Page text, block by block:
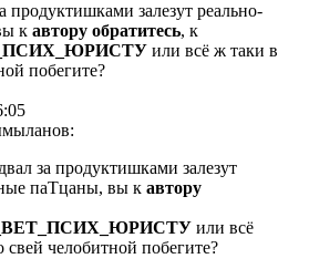
продуктишками залезут реально-
к автору обратитесь, к
ПСИХ_ЮРИСТУ или всё ж таки в
побегите?
за продуктишками залезут
паТцаны, вы к автору
или всё
челобитной побегите?